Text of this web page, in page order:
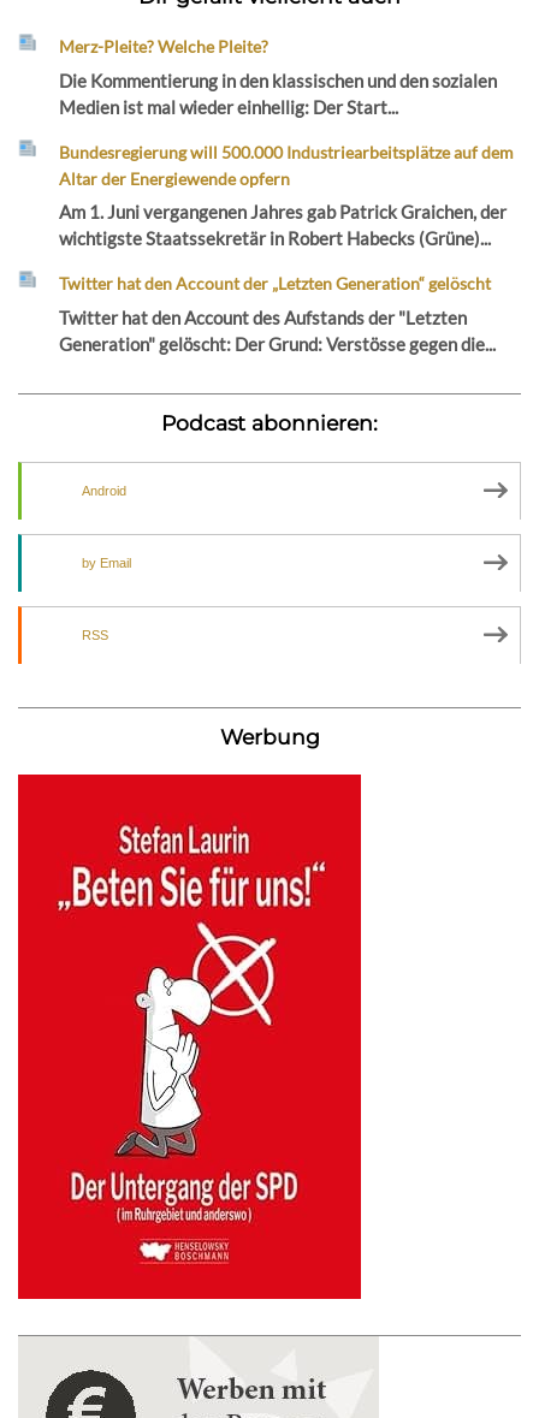
Merz-Pleite? Welche Pleite?
Die Kommentierung in den klassischen und den sozialen
Medien ist mal wieder einhellig: Der Start...
Bundesregierung will 500.000 Industriearbeitsplätze auf dem
Altar der Energiewende opfern
Am 1. Juni vergangenen Jahres gab Patrick Graichen, der
wichtigste Staatssekretär in Robert Habecks (Grüne)...
Twitter hat den Account der „Letzten Generation“ gelöscht
Twitter hat den Account des Aufstands der "Letzten
Generation" gelöscht: Der Grund: Verstösse gegen die...
Podcast abonnieren:
Android
by Email
RSS
Werbung